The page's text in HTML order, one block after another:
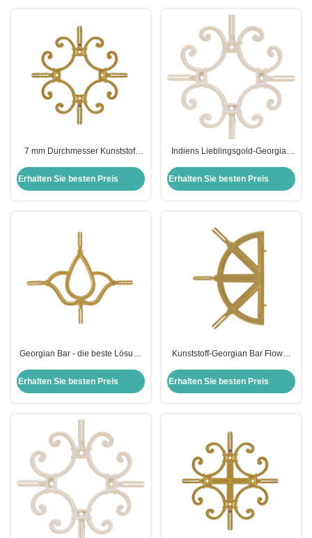
7 mm Durchmesser Kunststoff
Kunststoffmaterial
Erhalten Sie besten Preis
Indiens Lieblingsgold-Georgian
Hohlfenster 7mm Durchmesser
Erhalten Sie besten Preis
Georgian Bar - die beste Lösung
Erhalten Sie besten Preis
Kunststoff-Georgian Bar Flower
für Isolierglas
Erhalten Sie besten Preis